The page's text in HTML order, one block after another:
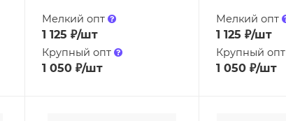
Мелкий опт
1 125 ₽/шт
Крупный опт
1 050 ₽/шт
Мелкий опт
1 125 ₽/шт
Крупный опт
1 050₽/шт